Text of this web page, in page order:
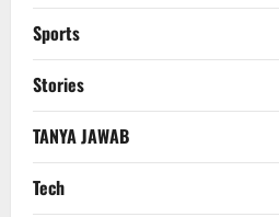
Sports
Stories
TANYA JAWAB
Tech